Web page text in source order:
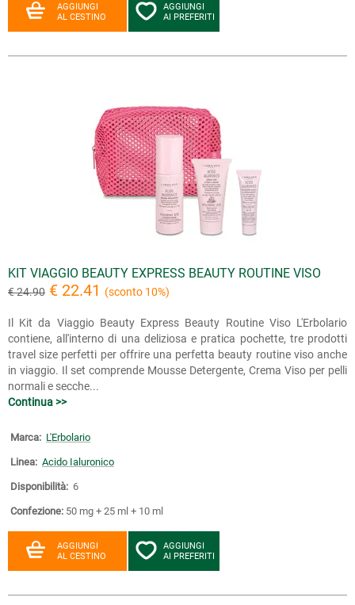
AGGIUNGI
AL CESTINO
AGGIUNGI
AI PREFERITI
KIT VIAGGIO BEAUTY EXPRESS BEAUTY ROUTINE VISO
€ 24.90 € 22.41 (sconto 10%)
Il Kit da Viaggio Beauty Express Beauty Routine Viso L'Erbolario
contiene, all'interno di una deliziosa e pratica pochette, tre prodotti
travel size perfetti per offrire una perfetta beauty routine viso anche
in viaggio. Il set comprende Mousse Detergente, Crema Viso per pelli
normali e secche...
Continua >>
Marca: L'Erbolario
Linea: Acido Ialuronico
Disponibilità: 6
Confezione: 50 mg + 25 ml + 10 ml
AGGIUNGI
AL CESTINO
AGGIUNGI
AI PREFERITI